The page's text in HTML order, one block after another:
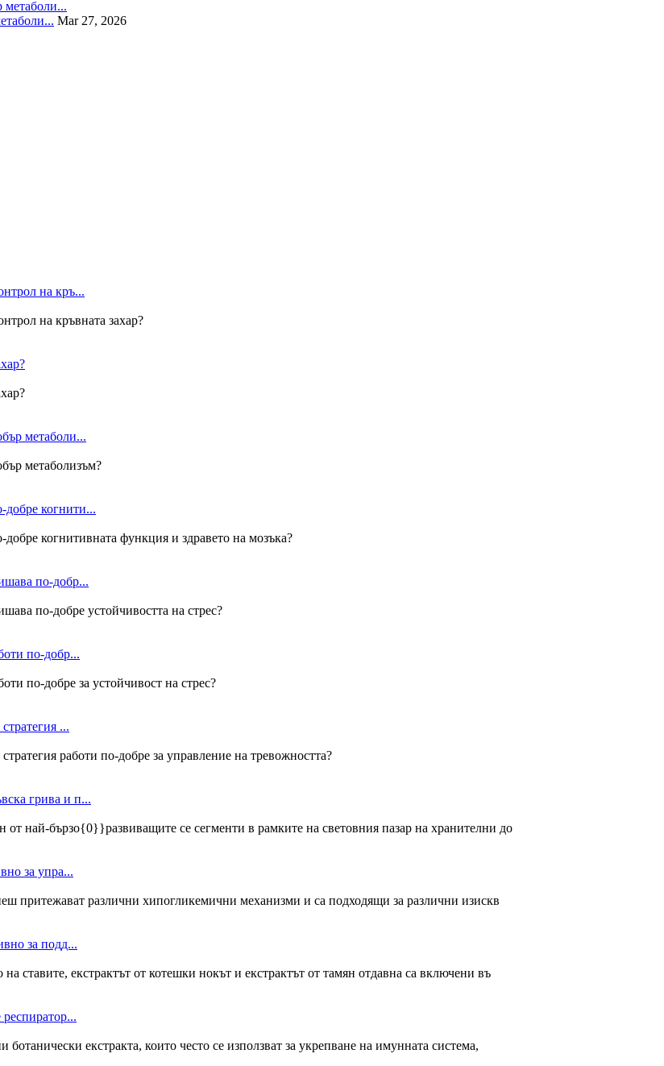
Mar 27, 2026
на кръ...
на кръвната захар?
метаболи...
метаболизъм?
когнити...
когнитивната функция и здравето на мозъка?
по-добр...
по-добре устойчивостта на стрес?
по-добр...
по-добре за устойчивост на стрес?
...
работи по-добре за управление на тревожността?
грива и п...
най-бързо{0}}развиващите се сегменти в рамките на световния пазар на хранителни до
за упра...
притежават различни хипогликемични механизми и са подходящи за различни изискв
за подд...
ставите, екстрактът от котешки нокът и екстрактът от тамян отдавна са включени въ
екстракта, които често се използват за укрепване на имунната система,